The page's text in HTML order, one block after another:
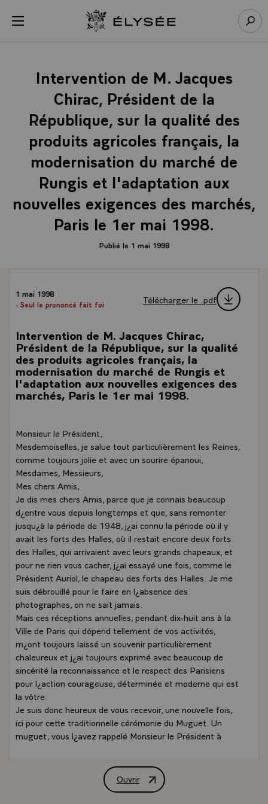
menu Retour à l’accueil Élysée
Intervention de M. Jacques
Chirac, Président de la
République, sur la qualité des
produits agricoles français, la
modernisation du marché de
Rungis et l'adaptation aux
nouvelles exigences des marchés,
Paris le 1er mai 1998.
Publié le 1 mai 1998
1 mai 1998
- Seul le prononcé fait foi
Télécharger le .pdf
Intervention de M. Jacques Chirac,
Président de la République, sur la qualité
des produits agricoles français, la
modernisation du marché de Rungis et
l'adaptation aux nouvelles exigences des
marchés, Paris le 1er mai 1998.
Monsieur le Président,
Mesdemoiselles, je salue tout particulièrement les Reines,
comme toujours jolie et avec un sourire épanoui,
Mesdames, Messieurs,
Mes chers Amis,
Je dis mes chers Amis, parce que je connais beaucoup
d¿entre vous depuis longtemps et que, sans remonter
jusqu¿à la période de 1948, j¿ai connu la période où il y
avait les forts des Halles, où il restait encore deux forts
des Halles, qui arrivaient avec leurs grands chapeaux, et
pour ne rien vous cacher, j¿ai essayé une fois, comme le
Président Auriol, le chapeau des forts des Halles. Je me
suis débrouillé pour le faire en l¿absence des
photographes, on ne sait jamais.
Mais ces réceptions annuelles, pendant dix-huit ans à la
Ville de Paris qui dépend tellement de vos activités,
m¿ont toujours laissé un souvenir particulièrement
chaleureux et j¿ai toujours exprimé avec beaucoup de
sincérité la reconnaissance et le respect des Parisiens
pour l¿action courageuse, déterminée et moderne qui est
la vôtre.
Je suis donc heureux de vous recevoir, une nouvelle fois,
ici pour cette traditionnelle cérémonie du Muguet. Un
muguet, vous l¿avez rappelé Monsieur le Président à
Je vous remercie de vos voeux. Mon épouse m¿a prié de
l¿excuser et regrette beaucoup d¿être absente cette
Ouvrir
Intervention de M. Jacques Chirac,
Panneau de gestion des cookies